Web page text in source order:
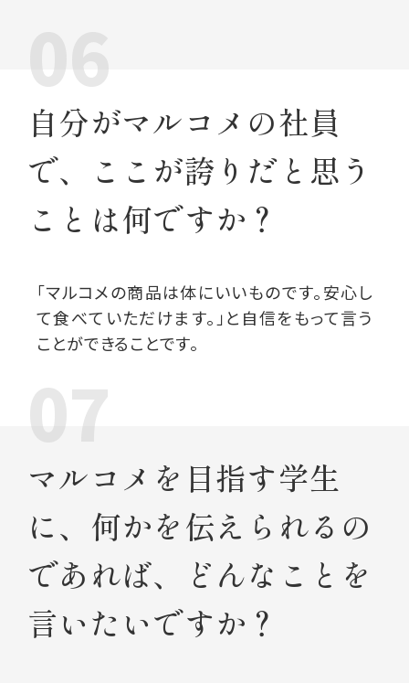
06
自分がマルコメの社員
で、
ここが誇りだと思う
ことは何ですか？
「マルコメの商品は体にいいものです。安心し
て食べていただけます。」と自信をもって言う
ことができることです。
07
マルコメを目指す学生
に、 何かを伝えられるの
であれば、
どんなことを
言いたいですか？